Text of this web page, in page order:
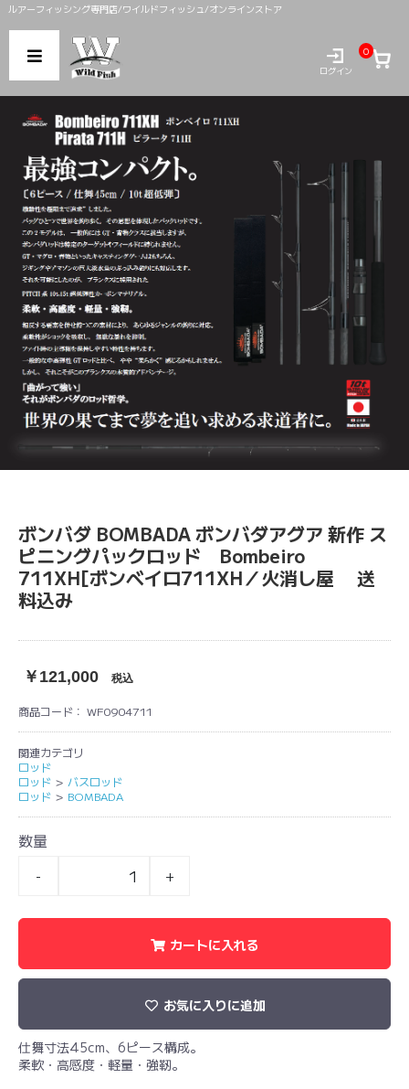
ルアーフィッシング専門店/ワイルドフィッシュ/オンラインストア
ログイン
0
ボンバダ BOMBADA ボンバダアグア 新作 ス
ピニングパックロッド Bombeiro
711XH[ボンベイロ711XH／火消し屋 送
料込み
￥121,000 税込
商品コード： WF0904711
関連カテゴリ
ロッド
ロッド ＞ バスロッド
ロッド ＞ BOMBADA
数量
- +
カートに入れる
お気に入りに追加
仕舞寸法45cm、6ピース構成。
柔軟・高感度・軽量・強靭。